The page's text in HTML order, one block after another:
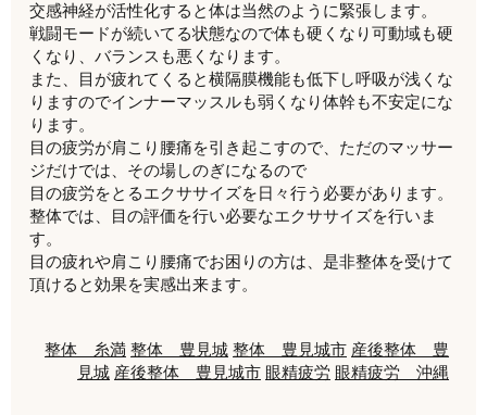
交感神経が活性化すると体は当然のように緊張します。
戦闘モードが続いてる状態なので体も硬くなり可動域も硬
くなり、バランスも悪くなります。
また、目が疲れてくると横隔膜機能も低下し呼吸が浅くな
りますのでインナーマッスルも弱くなり体幹も不安定にな
ります。
目の疲労が肩こり腰痛を引き起こすので、ただのマッサー
ジだけでは、その場しのぎになるので
目の疲労をとるエクササイズを日々行う必要があります。
整体では、目の評価を行い必要なエクササイズを行いま
す。
目の疲れや肩こり腰痛でお困りの方は、是非整体を受けて
頂けると効果を実感出来ます。
整体 糸満 整体 豊見城 整体 豊見城市 産後整体 豊
見城 産後整体 豊見城市 眼精疲労 眼精疲労 沖縄